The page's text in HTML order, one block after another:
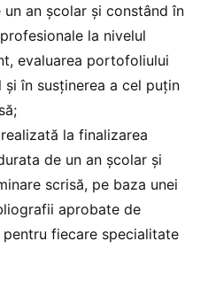
an şcolar şi constând în
la nivelul
evaluarea portofoliului
în susţinerea a cel puţin
la finalizarea
de un an şcolar şi
scrisă, pe baza unei
aprobate de
fiecare specialitate